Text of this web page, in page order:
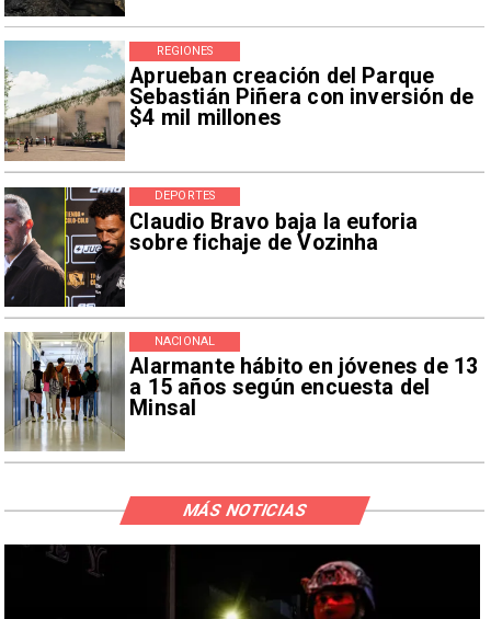
Aprueban creación del Parque
Sebastián Piñera con inversión de
$4 mil millones
REGIONES
Claudio Bravo baja la euforia
sobre fichaje de Vozinha
DEPORTES
Alarmante hábito en jóvenes de 13
a 15 años según encuesta del
Minsal
NACIONAL
MÁS NOTICIAS